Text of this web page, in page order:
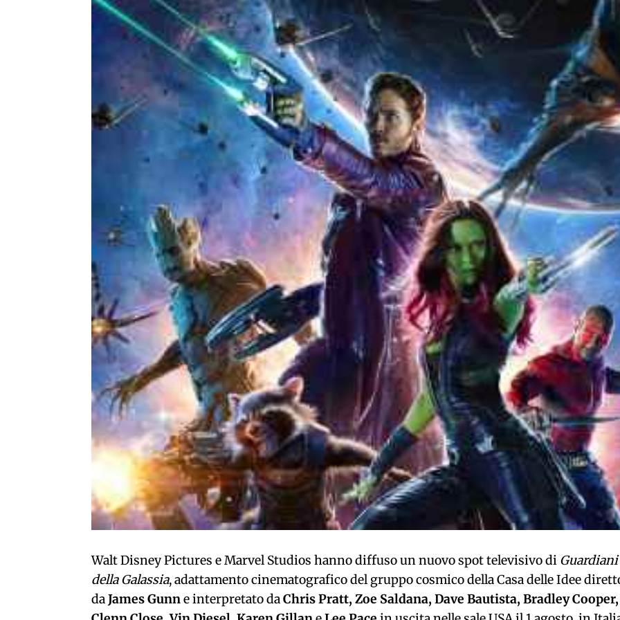
Walt Disney Pictures e Marvel Studios hanno diffuso un nuovo spot televisivo di Guardiani
della Galassia, adattamento cinematografico del gruppo cosmico della Casa delle Idee
daJames Gunne interpretato daChris Pratt, Zoe Saldana, Dave Bautista, Bradley Cooper,